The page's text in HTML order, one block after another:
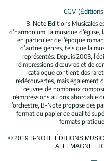
CGV
B-Note Editions Musicales
d’harmonium, la musique
en particulier de l’époque
d’autres genres, tels que la
représentés. Depuis 2003,
réimpressions d’œuvres et de
catalogue contient des
redécouvertes, mais également
œuvres de nombreux
réimpressions au prix abordable
l’orchestre, B-Note propose des
format du papier de qualité
formats
© 2019 B-NOTE ÉDITIONS
ALLEMAGNE |